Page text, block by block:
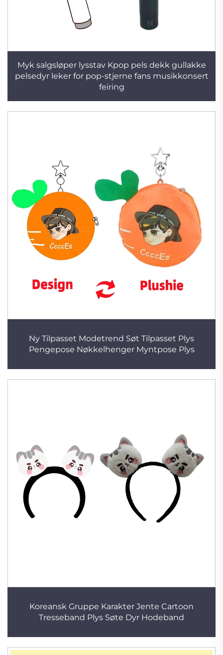
Myk salgsløper lysstav Kpop pels dekk gullakke
pelsedyr leker for pop-stjerne fans musikkonsert
feiring
Ny Tilpasset Modetrend Søt Tilpasset Plys
Pengepose Nøkkelhenger Myntpose Plys
Koreansk Gruppe Karakter Jente Cartoon
Tresseband Plys Søte Dyr Hodeband